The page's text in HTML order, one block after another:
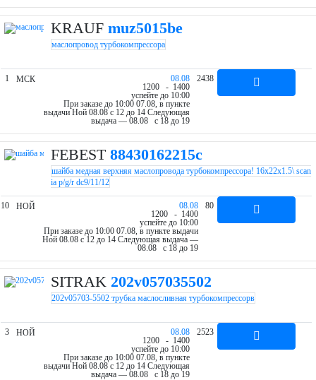
KRAUF muz5015be
маслопровод турбокомпрессора
1 МСК
08.08
1200 - 1400
успейте до 10:00
При заказе до 10:00 07.08, в пункте
выдачи Ной 08.08 c 12 до 14 Следующая
выдача — 08.08 c 18 до 19
2438
FEBEST 88430162215c
шайба медная верхняя маслопровода турбокомпрессора! 16x22x1.5\ scan
ia p/g/r dc9/11/12
10 НОЙ
08.08
1200 - 1400
успейте до 10:00
При заказе до 10:00 07.08, в пункте выдачи
Ной 08.08 c 12 до 14 Следующая выдача —
08.08 c 18 до 19
80
SITRAK 202v057035502
202v05703-5502 трубка маслосливная турбокомпрессорв
3 НОЙ
08.08
1200 - 1400
успейте до 10:00
При заказе до 10:00 07.08, в пункте
выдачи Ной 08.08 c 12 до 14 Следующая
выдача — 08.08 c 18 до 19
2523